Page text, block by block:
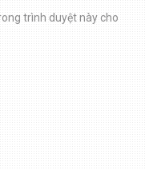
trình duyệt này cho